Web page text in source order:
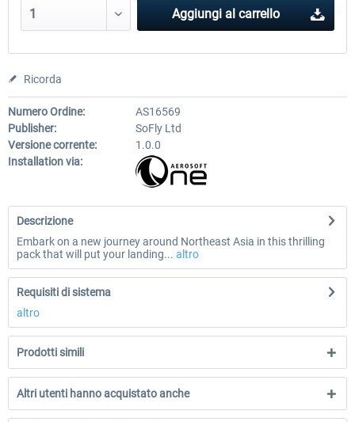
Aggiungi al carrello
Ricorda
Numero Ordine:
AS16569
Publisher:
SoFly Ltd
Versione corrente:
1.0.0
Installation via:
Descrizione
Embark on a new journey around Northeast Asia in this thrilling
pack that will put your landing... altro
Requisiti di sistema
altro
Prodotti simili
Altri utenti hanno acquistato anche